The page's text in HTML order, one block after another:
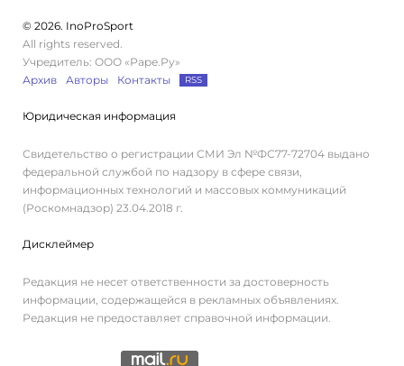
© 2026. InoProSport
All rights reserved.
Учредитель: ООО «Раре.Ру»
Архив
Авторы Контакты RSS
Юридическая информация
Свидетельство о регистрации СМИ Эл №ФС77-72704 выдано
федеральной службой по надзору в сфере связи,
информационных технологий и массовых коммуникаций
(Роскомнадзор) 23.04.2018 г.
Дисклеймер
Редакция не несет ответственности за достоверность
информации, содержащейся в рекламных объявлениях.
Редакция не предоставляет справочной информации.